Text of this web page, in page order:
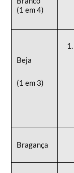
(1 em 4)
Beja
(1 em 3)
Bragança